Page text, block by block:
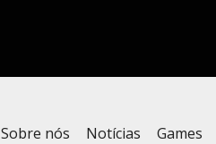
Sobre nós Notícias
Games